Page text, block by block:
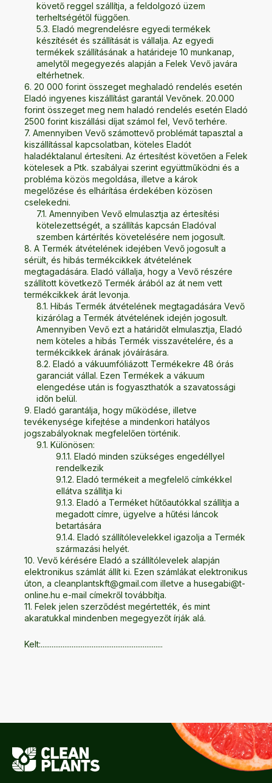
követő reggel szállítja, a feldolgozó üzem
terheltségétől függően.
Eladó megrendelésre egyedi termékek
készítését és szállítását is vállalja. Az egyedi
termékek szállításának a határideje 10 munkanap,
amelytől megegyezés alapján a Felek Vevő javára
eltérhetnek.
20 000 forint összeget meghaladó rendelés esetén
Eladó ingyenes kiszállítást garantál Vevőnek. 20.000
forint összeget meg nem haladó rendelés esetén Eladó
2500 forint kiszállási díjat számol fel, Vevő terhére.
Amennyiben Vevő számottevő problémát tapasztal a
kiszállítással kapcsolatban, köteles Eladót
haladéktalanul értesíteni. Az értesítést követően a Felek
kötelesek a Ptk. szabályai szerint együttműködni és a
probléma közös megoldása, illetve a károk
megelőzése és elhárítása érdekében közösen
cselekedni.
Amennyiben Vevő elmulasztja az értesítési
kötelezettségét, a szállítás kapcsán Eladóval
szemben kártérítés követelésére nem jogosult.
A Termék átvételének idejében Vevő jogosult a
sérült, és hibás termékcikkek átvételének
megtagadására. Eladó vállalja, hogy a Vevő részére
szállított következő Termék árából az át nem vett
termékcikkek árát levonja.
Hibás Termék átvételének megtagadására Vevő
kizárólag a Termék átvételének idején jogosult.
Amennyiben Vevő ezt a határidőt elmulasztja, Eladó
nem köteles a hibás Termék visszavételére, és a
termékcikkek árának jóváírására.
Eladó a vákuumfóliázott Termékekre 48 órás
garanciát vállal. Ezen Termékek a vákuum
elengedése után is fogyaszthatók a szavatossági
időn belül.
Eladó garantálja, hogy működése, illetve
tevékenysége kifejtése a mindenkori hatályos
jogszabályoknak megfelelően történik.
Különösen:
Eladó minden szükséges engedéllyel
rendelkezik
Eladó termékeit a megfelelő címkékkel
ellátva szállítja ki
Eladó a Terméket hűtőautókkal szállítja a
megadott címre, ügyelve a hűtési láncok
betartására
Eladó szállítólevelekkel igazolja a Termék
származási helyét.
Vevő kérésére Eladó a szállítólevelek alapján
elektronikus számlát állít ki. Ezen számlákat elektronikus
úton, a cleanplantskft@gmail.com illetve a husegabi@t-
online.hu e-mail címekről továbbítja.
Felek jelen szerződést megértették, és mint
akaratukkal mindenben megegyezőt írják alá.
Kelt:...................................................................